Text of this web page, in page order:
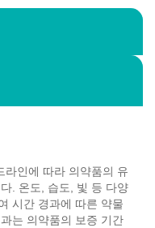
라인에 따라 의약품의 유
. 온도, 습도, 빛 등 다양
시간 경과에 따른 약물
는 의약품의 보증 기간